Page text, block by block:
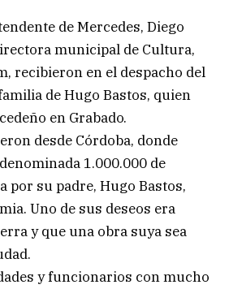
de Mercedes, Diego
municipal de Cultura,
recibieron en el despacho del
de Hugo Bastos, quien
en Grabado.
desde Córdoba, donde
1.000.000 de
por su padre, Hugo Bastos,
Uno de sus deseos era
y que una obra suya sea
y funcionarios con mucho